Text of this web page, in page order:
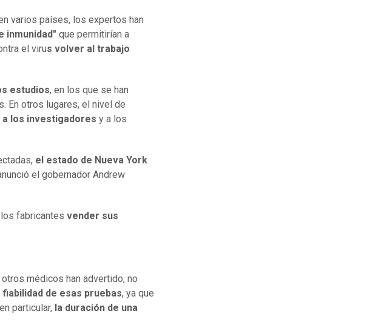
varios países, los expertos han
inmunidad" que permitirían a
el virus volver al trabajo
estudios, en los que se han
En otros lugares, el nivel de
los investigadores y a los
el estado de Nueva York
el gobernador Andrew
fabricantes vender sus
médicos han advertido, no
de esas pruebas, ya que
particular, la duración de una